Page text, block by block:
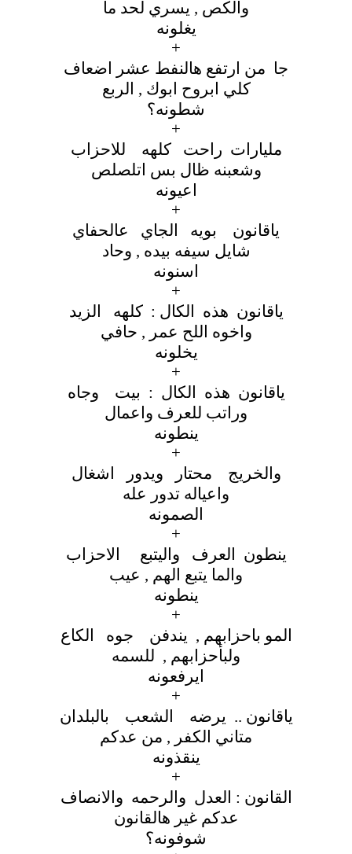
والكص , يسري لحد ما
يغلونه
+
جا من ارتفع هالنفط عشر اضعاف
كلي ابروح ابوك , الربع
شطونه؟
+
مليارات راحت كلهه للاحزاب
وشعبنه ظال بس اتلصلص
اعيونه
+
ياقانون بويه الجاي عالحفاي
شايل سيفه بيده , وحاد
اسنونه
+
ياقانون هذه الكال : كلهه الزيد
واخوه اللح عمر , حافي
يخلونه
+
ياقانون هذه الكال : بيت وجاه
وراتب للعرف واعمال
ينطونه
+
والخريج محتار ويدور اشغال
واعياله تدور عله
الصمونه
+
ينطون العرف واليتبع الاحزاب
والما يتبع الهم , عيب
ينطونه
+
المو باحزابهم , يندفن جوه الكاع
ولبأحزابهم , للسمه
ايرفعونه
+
ياقانون .. يرضه الشعب بالبلدان
متاني الكفر , من عدكم
ينقذونه
+
القانون : العدل والرحمه والانصاف
عدكم غير هالقانون
شوفونه؟